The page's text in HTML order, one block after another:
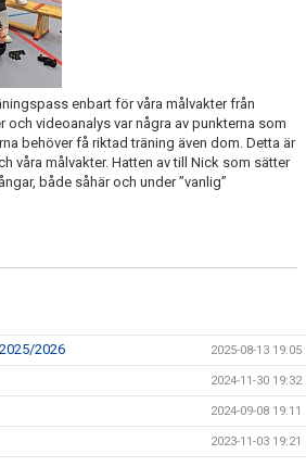
enbart för våra målvakter från
och videoanalys var några av punkterna som
behöver få riktad träning även dom. Detta är
våra målvakter. Hatten av till Nick som sätter
både såhär och under ”vanlig”
2026 2025-08-13 19:05
2024-11-30 19:32
2024-09-08 19:11
2023-11-03 19:21